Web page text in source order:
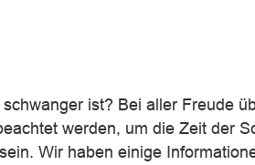
ist? Bei aller Freude
werden, um die Zeit der
Wir haben einige